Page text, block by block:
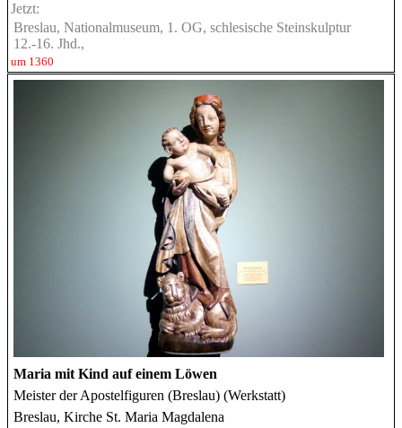
Jetzt:
Breslau, Nationalmuseum, 1. OG, schlesische Steinskulptur
12.-16. Jhd.,
um 1360
Maria mit Kind auf einem Löwen
Meister der Apostelfiguren (Breslau) (Werkstatt)
Breslau, Kirche St. Maria Magdalena